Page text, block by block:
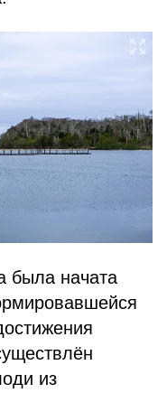
была начата
из